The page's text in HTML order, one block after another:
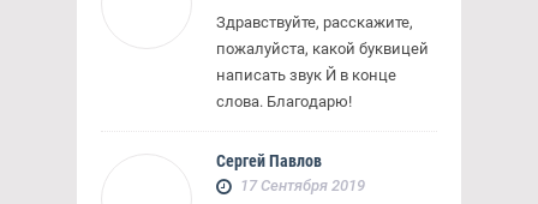
Здравствуйте, расскажите,
пожалуйста, какой буквицей
написать звук Й в конце
слова. Благодарю!
Сергей Павлов
17 Сентября 2019